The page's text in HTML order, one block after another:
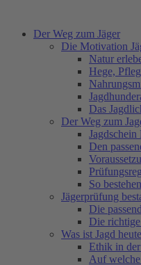
Der Weg zum Jäger
Die Motivation
Natur
Hege,
Das
Der Weg zum
Jagdschein
Den
So
Jägerprüfung
Die
Die
Was ist Jagd
Ethik in der
Auf welche